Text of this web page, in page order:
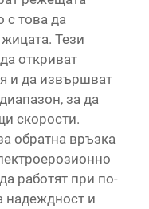
с това да
Тези
откриват
и да извършват
за да
скорости.
обратна връзка
работят при по-
надеждност и